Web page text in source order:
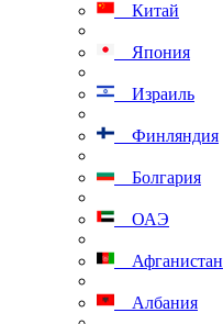
Китай
Япония
Израиль
Финляндия
Болгария
ОАЭ
Афганистан
Албания